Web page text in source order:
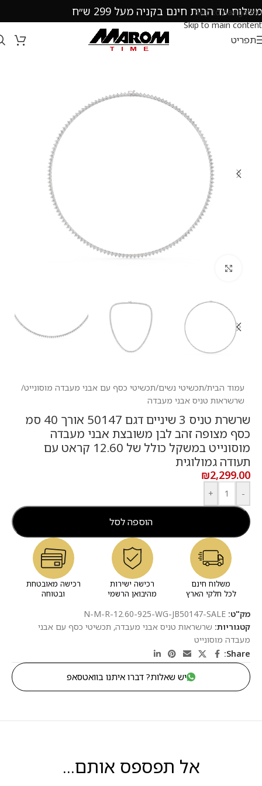
Skip to navigation
Skip to main content
משלוח עד הבית חינם בקניה מעל 299 ש״ח
תפריט
עמוד הבית/תכשיטי נשים/תכשיטי כסף עם אבני מעבדה מוסונייט/
שרשראות טניס אבני מעבדה
שרשרת טניס 3 שיניים דגם 50147 אורך 40 סמ
כסף מצופה זהב לבן משובצת אבני מעבדה
מוסונייט במשקל כולל של 12.60 קראט עם
תעודה גמולוגית
₪2,299.00
-
+
הוספה לסל
משלוח חינם
לכל חלקי הארץ
רכישה ישירות
מהיבואן הרשמי
רכישה מאובטחת
ובטוחה
מק"ט: N-M-R-12.60-925-WG-JB50147-SALE
קטגוריות: שרשראות טניס אבני מעבדה, תכשיטי כסף עם אבני
מעבדה מוסונייט
Share:
יש שאלות? דברו איתנו בוואטסאפ
אל תפספס אותם...